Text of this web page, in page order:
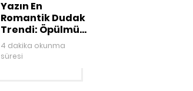
Yazın En
Romantik Dudak
Trendi: Öpülmüş
Dudaklar
4 dakika okunma
süresi